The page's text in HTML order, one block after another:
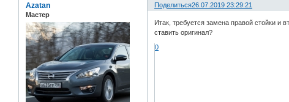
Поделиться26.07.2019 23:29:21
Azatan
Мастер
Итак, требуется замена правой стойки и
ставить оригинал?
0